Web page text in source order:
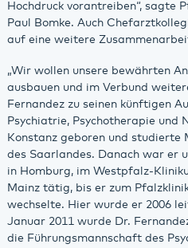
Hochdruck vorantreiben“, sagte
Paul Bomke. Auch
auf eine weitere
„Wir wollen unsere bewährten
ausbauen und im Verbund
Fernandez zu seinen künftigen
Psychiatrie, Psychotherapie und
Konstanz geboren und studierte
des Saarlandes. Danach war er
in Homburg, im Westpfalz-
Mainz tätig, bis er zum
wechselte. Hier wurde er 2006
Januar 2011 wurde Dr.
die Führungsmannschaft des